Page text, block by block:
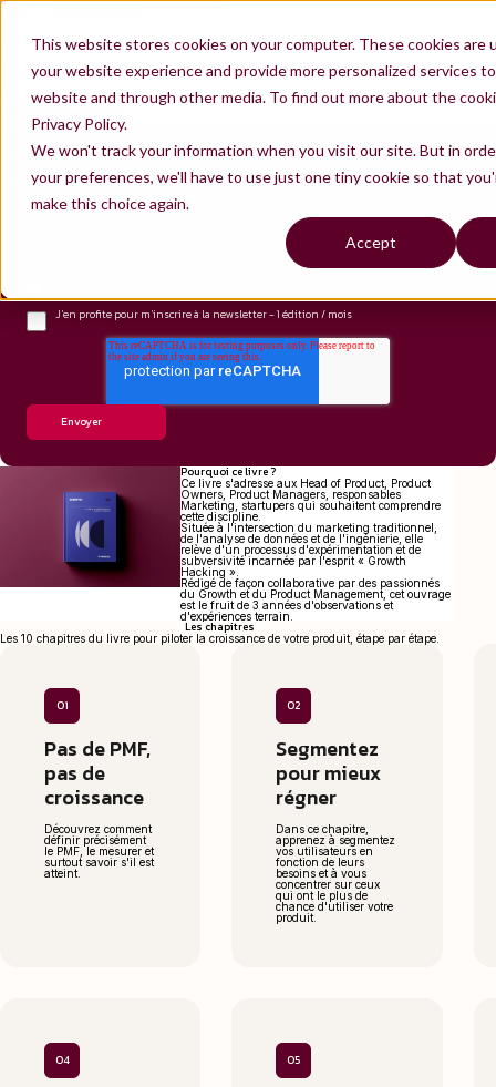
This website stores cookies on your computer. These cookies are
your website experience and provide more personalized services
website and through other media. To find out more about the
Privacy Policy.
We won't track your information when you visit our site. But in
your preferences, we'll have to use just one tiny cookie so that
make this choice again.
Accept
LIVRE
Ce livre est fait pour vous aider à booster la croissance de vos produits numériques. Comment
choisir ses leviers d'acquisition, comment travailler la rétention et faire des expérimentations
haute fréquence : tous nos conseils en Product Growth y sont. Il est également disponible sur
Amazon, pour tous ceux qui préfèrent la version papier !
Acheter la version papier
Prénom*
Nom*
E-mail*
événements, contenus et actualités.*
J'en profite pour m'inscrire à la newsletter - 1 édition / mois
Pourquoi ce livre ?
Ce livre s'adresse aux Head of Product, Product
Owners, Product Managers, responsables
Marketing, startupers qui souhaitent comprendre
cette discipline.
Située à l'intersection du marketing traditionnel,
de l'analyse de données et de l'ingénierie, elle
relève d'un processus d'expérimentation et de
subversivité incarnée par l'esprit « Growth
Hacking ».
Rédigé de façon collaborative par des passionnés
du Growth et du Product Management, cet ouvrage
est le fruit de 3 années d'observations et
d'expériences terrain.
Les chapitres
Les 10 chapitres du livre pour piloter la croissance de votre produit, étape par étape.
01
Pas de PMF,
pas de
croissance
Découvrez comment
définir précisément
le PMF, le mesurer et
surtout savoir s'il est
atteint.
02
Segmentez
pour mieux
régner
Dans ce chapitre,
apprenez à segmentez
vos utilisateurs en
fonction de leurs
besoins et à vous
concentrer sur ceux
qui ont le plus de
chance d'utiliser votre
produit.
04 05